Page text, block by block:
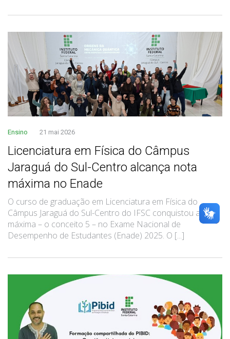
Ensino 21 mai 2026
Licenciatura em Física do Câmpus
Jaraguá do Sul-Centro alcança nota
máxima no Enade
O curso de graduação em Licenciatura em Física do
Câmpus Jaraguá do Sul-Centro do IFSC conquistou a nota
máxima – o conceito 5 – no Exame Nacional de
Desempenho de Estudantes (Enade) 2025. O [...]